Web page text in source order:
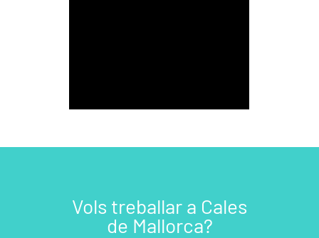
Vols treballar a Cales
de Mallorca?